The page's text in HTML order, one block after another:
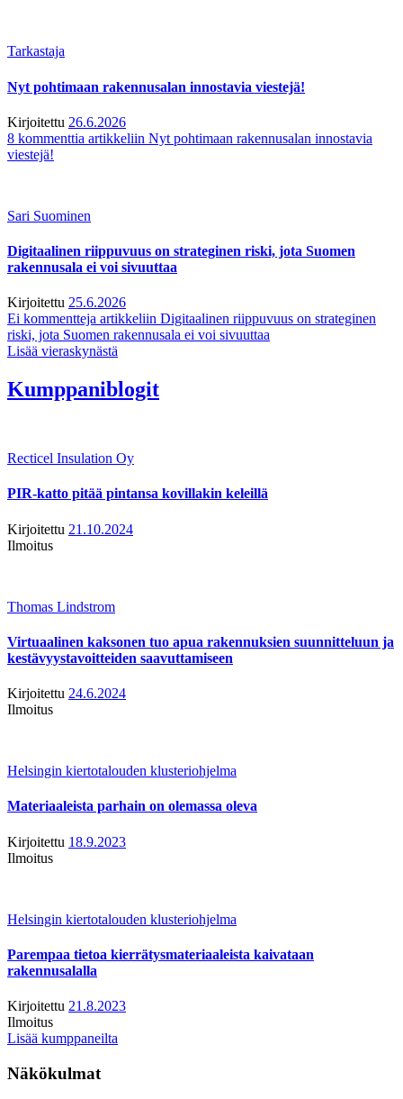
Tarkastaja
Nyt pohtimaan rakennusalan innostavia viestejä!
Kirjoitettu 26.6.2026
8 kommenttia artikkeliin Nyt pohtimaan rakennusalan innostavia
viestejä!
Sari Suominen
Digitaalinen riippuvuus on strateginen riski, jota Suomen
rakennusala ei voi sivuuttaa
Kirjoitettu 25.6.2026
Ei kommentteja artikkeliin Digitaalinen riippuvuus on strateginen
riski, jota Suomen rakennusala ei voi sivuuttaa
Lisää vieraskynästä
Kumppaniblogit
Recticel Insulation Oy
PIR-katto pitää pintansa kovillakin keleillä
Kirjoitettu 21.10.2024
Ilmoitus
Thomas Lindstrom
Virtuaalinen kaksonen tuo apua rakennuksien suunnitteluun ja
kestävyystavoitteiden saavuttamiseen
Kirjoitettu 24.6.2024
Ilmoitus
Helsingin kiertotalouden klusteriohjelma
Materiaaleista parhain on olemassa oleva
Kirjoitettu 18.9.2023
Ilmoitus
Helsingin kiertotalouden klusteriohjelma
Parempaa tietoa kierrätysmateriaaleista kaivataan
rakennusalalla
Kirjoitettu 21.8.2023
Ilmoitus
Lisää kumppaneilta
Näkökulmat